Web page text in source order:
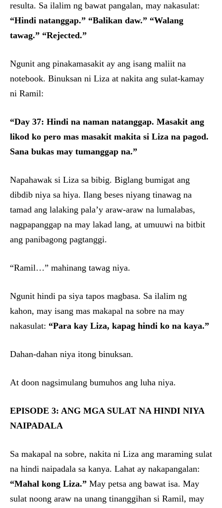
resulta. Sa ilalim ng bawat pangalan, may nakasulat:
“Hindi natanggap.” “Balikan daw.” “Walang
tawag.” “Rejected.”
Ngunit ang pinakamasakit ay ang isang maliit na
notebook. Binuksan ni Liza at nakita ang sulat-kamay
ni Ramil:
“Day 37: Hindi na naman natanggap. Masakit ang
likod ko pero mas masakit makita si Liza na pagod.
Sana bukas may tumanggap na.”
Napahawak si Liza sa bibig. Biglang bumigat ang
dibdib niya sa hiya. Ilang beses niyang tinawag na
tamad ang lalaking pala’y araw-araw na lumalabas,
nagpapanggap na may lakad lang, at umuuwi na bitbit
ang panibagong pagtanggi.
“Ramil…” mahinang tawag niya.
Ngunit hindi pa siya tapos magbasa. Sa ilalim ng
kahon, may isang mas makapal na sobre na may
nakasulat: “Para kay Liza, kapag hindi ko na kaya.”
Dahan-dahan niya itong binuksan.
At doon nagsimulang bumuhos ang luha niya.
EPISODE 3: ANG MGA SULAT NA HINDI NIYA
NAIPADALA
Sa makapal na sobre, nakita ni Liza ang maraming sulat
na hindi naipadala sa kanya. Lahat ay nakapangalan:
“Mahal kong Liza.” May petsa ang bawat isa. May
sulat noong araw na unang tinanggihan si Ramil, may